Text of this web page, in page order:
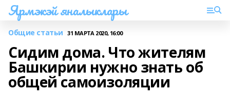
Ярмэкэй яналыклары
Общие статьи 31 МАРТА 2020, 16:00
Сидим дома. Что жителям
Башкирии нужно знать об
общей самоизоляции